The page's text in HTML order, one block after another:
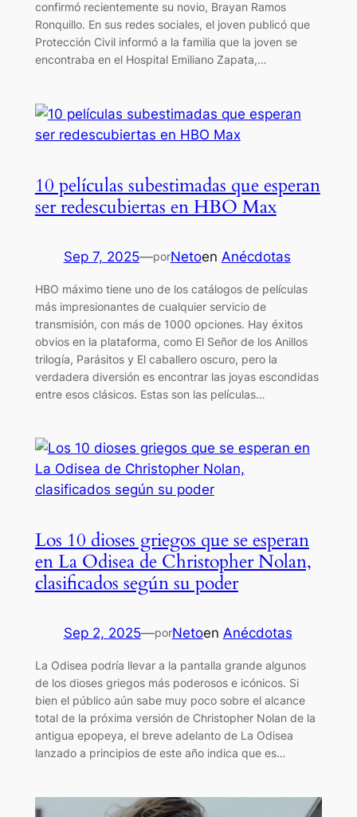
confirmó recientemente su novio, Brayan Ramos
Ronquillo. En sus redes sociales, el joven publicó que
Protección Civil informó a la familia que la joven se
encontraba en el Hospital Emiliano Zapata,…
10 películas subestimadas que esperan
ser redescubiertas en HBO Max
Sep 7, 2025—porNetoen Anécdotas
HBO máximo tiene uno de los catálogos de películas
más impresionantes de cualquier servicio de
transmisión, con más de 1000 opciones. Hay éxitos
obvios en la plataforma, como El Señor de los Anillos
trilogía, Parásitos y El caballero oscuro, pero la
verdadera diversión es encontrar las joyas escondidas
entre esos clásicos. Estas son las películas…
Los 10 dioses griegos que se esperan
en La Odisea de Christopher Nolan,
clasificados según su poder
Sep 2, 2025—porNetoen Anécdotas
La Odisea podría llevar a la pantalla grande algunos
de los dioses griegos más poderosos e icónicos. Si
bien el público aún sabe muy poco sobre el alcance
total de la próxima versión de Christopher Nolan de la
antigua epopeya, el breve adelanto de La Odisea
lanzado a principios de este año indica que es…